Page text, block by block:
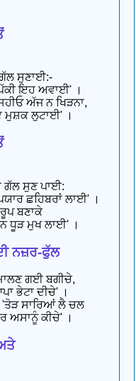
ਸੁਣਾਈ:-
ਇਹ ਅਵਾਈ' ।
ਅੱਜ ਨ ਖਿੜਨਾ,
ਮੁਸ਼ਕ ਲੁਟਾਈ' ।
ਗੱਲ ਸੁਣ ਪਾਈ:
ਛਹਿਬਰਾਂ ਲਾਈ' ।
ਬਣਾਕੇ
ਧੂੜ ਮੁਖ ਲਾਈ' ।
ਨਜ਼ਰ-ਫੁੱਲ
ਗਈ ਬਗੀਚੇ,
ਭੇਟਾ ਦੀਚੇ' ।
ਸਾਰਿਆਂ ਲੈ ਚਲ
ਅਸਾਨੂੰ ਕੀਚੇ' ।